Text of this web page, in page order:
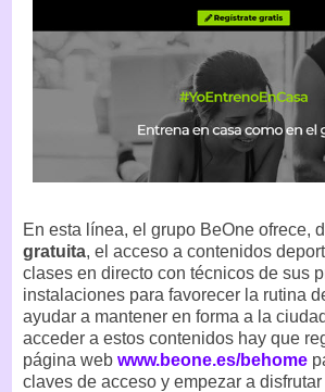
En esta línea, el grupo BeOne ofrece,
gratuita, el acceso a contenidos
clases en directo con técnicos de sus
instalaciones para favorecer la rutina
ayudar a mantener en forma a la
acceder a estos contenidos hay que
página web www.beone.es/behome
claves de acceso y empezar a